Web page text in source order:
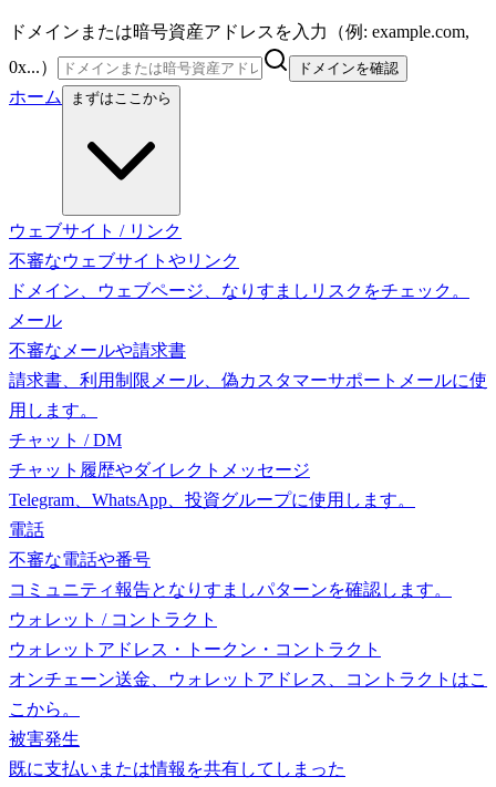
ドメインまたは暗号資産アドレスを入力（例: example.com,
0x...）
ドメインを確認
ホーム まずはここから
ウェブサイト / リンク
不審なウェブサイトやリンク
ドメイン、ウェブページ、なりすましリスクをチェック。
メール
不審なメールや請求書
請求書、利用制限メール、偽カスタマーサポートメールに使
用します。
チャット / DM
チャット履歴やダイレクトメッセージ
Telegram、WhatsApp、投資グループに使用します。
電話
不審な電話や番号
コミュニティ報告となりすましパターンを確認します。
ウォレット / コントラクト
ウォレットアドレス・トークン・コントラクト
オンチェーン送金、ウォレットアドレス、コントラクトはこ
こから。
被害発生
既に支払いまたは情報を共有してしまった